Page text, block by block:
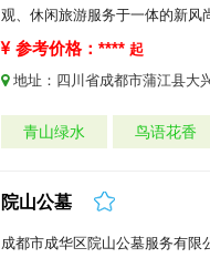
观、休闲旅游服务于一体的新风
参考价格：**** 起
地址： 四川省成都市蒲江县大
青山绿水 鸟语花香
院山公墓
成都市成华区院山公墓服务有